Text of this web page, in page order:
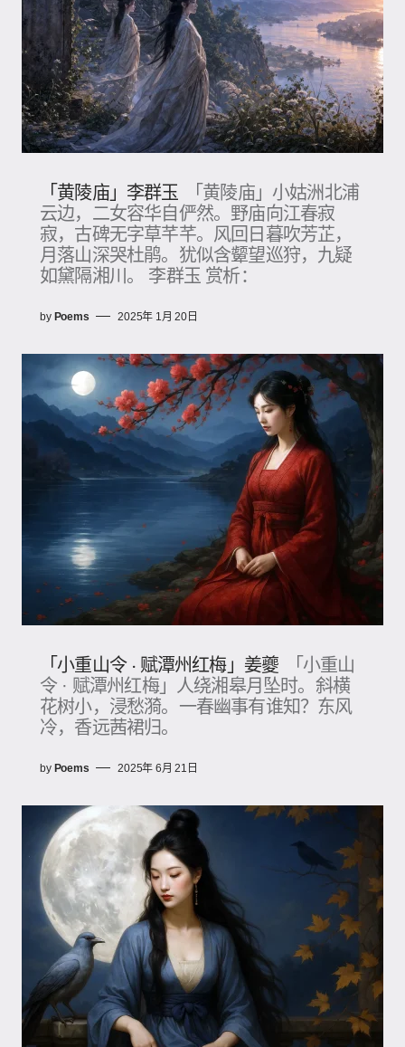
「黄陵庙」李群玉
「黄陵庙」小姑洲北浦
云边，二女容华自俨然。野庙向江春寂
寂，古碑无字草芊芊。风回日暮吹芳芷，
月落山深哭杜鹃。犹似含颦望巡狩，九疑
如黛隔湘川。 李群玉 赏析：
by Poems 2025年 1月 20日
「小重山令 · 赋潭州红梅」姜夔
「小重山
令 · 赋潭州红梅」人绕湘皋月坠时。斜横
花树小，浸愁漪。一春幽事有谁知？东风
冷，香远茜裙归。
by Poems 2025年 6月 21日